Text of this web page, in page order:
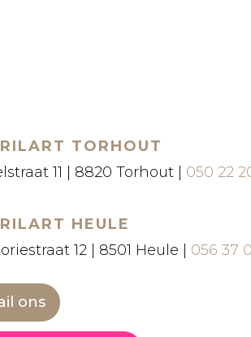
TORHOUT
11 | 8820 Torhout | 050 22
HEULE
12 | 8501 Heule | 056 37
ons